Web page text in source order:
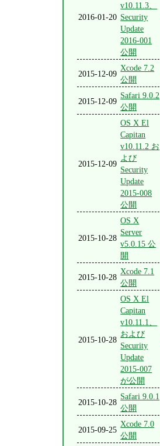
2016-01-20
v10.11.3、
Security
Update
2016-001
公開
2015-12-09
Xcode 7.2
公開
2015-12-09
Safari 9.0.2
公開
2015-12-09
OS X El
Capitan
v10.11.2 お
よび
Security
Update
2015-008
公開
2015-10-28
OS X
Server
v5.0.15 公
開
2015-10-28
Xcode 7.1
公開
2015-10-28
OS X El
Capitan
v10.11.1、
および
Security
Update
2015-007
が公開
2015-10-28
Safari 9.0.1
公開
2015-09-25
Xcode 7.0
公開